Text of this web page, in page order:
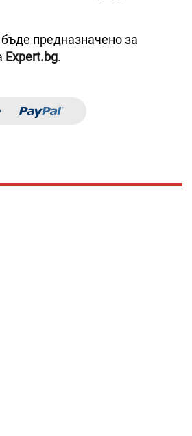
предназначено за
Expert.bg.